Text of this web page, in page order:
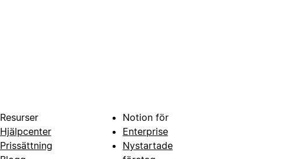
Resurser
Hjälpcenter
Prissättning
Notion för
Enterprise
Nystartade